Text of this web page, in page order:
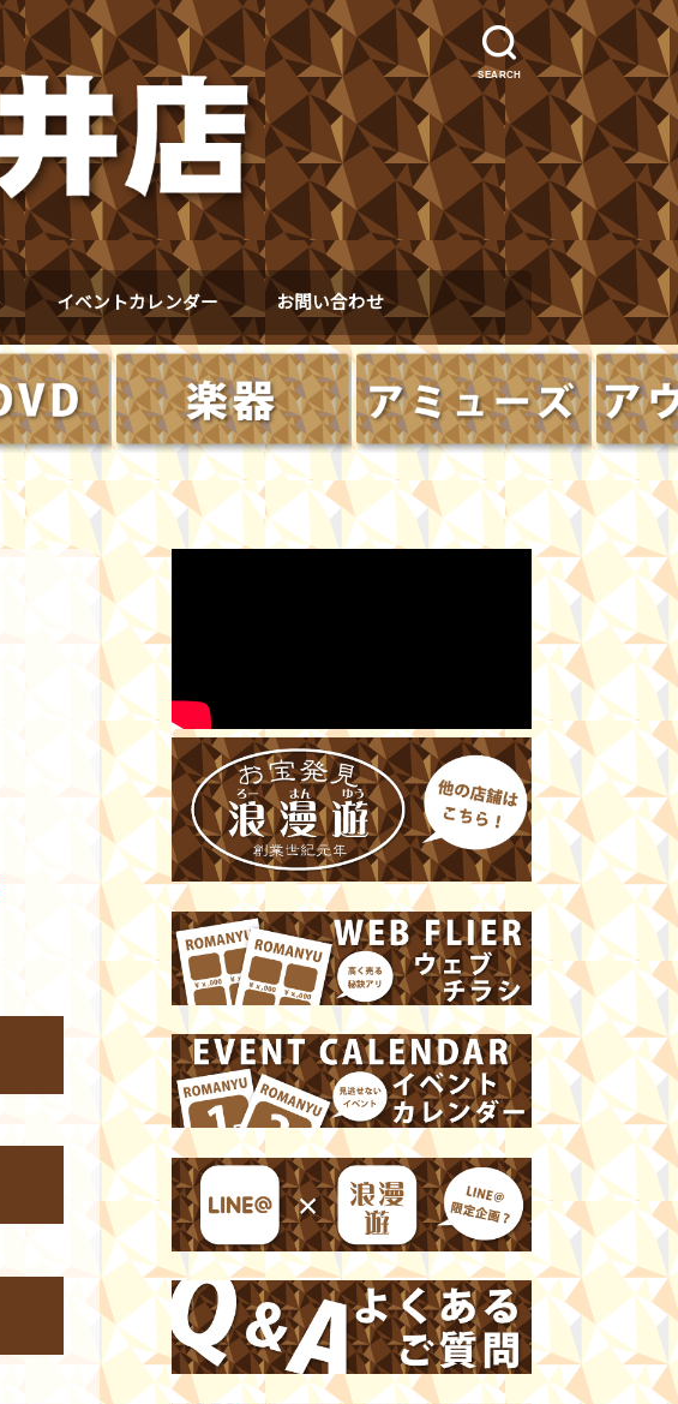
SEARCH
イベントカレンダー お問い合わせ